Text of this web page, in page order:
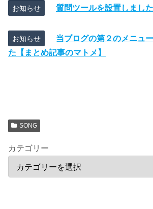
お知らせ 質問ツールを設置しました
お知らせ
当ブログの第２のメニュ
た【まとめ記事のマトメ】
SONG
カテゴリー